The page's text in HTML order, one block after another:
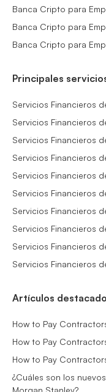
Banca Cripto para
Banca Cripto para
Banca Cripto para
Principales
Servicios Financieros
Servicios Financieros
Servicios Financieros
Servicios Financieros
Servicios Financieros
Servicios Financieros
Servicios Financieros
Servicios Financieros
Servicios Financieros
Servicios Financieros
Artículos
How to Pay
How to Pay
How to Pay
¿Cuáles son los
Morgan Stanley?